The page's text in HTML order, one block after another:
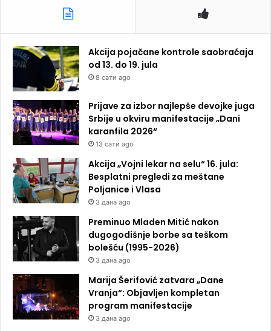
Akcija pojačane kontrole saobraćaja
od 13. do 19. jula
8 сати ago
Prijave za izbor najlepše devojke juga
Srbije u okviru manifestacije „Dani
karanfila 2026“
13 сати ago
Akcija „Vojni lekar na selu“ 16. jula:
Besplatni pregledi za meštane
Poljanice i Vlasa
3 дана ago
Preminuo Mladen Mitić nakon
dugogodišnje borbe sa teškom
bolešću (1995-2026)
3 дана ago
Marija Šerifović zatvara „Dane
Vranja“: Objavljen kompletan
program manifestacije
3 дана ago